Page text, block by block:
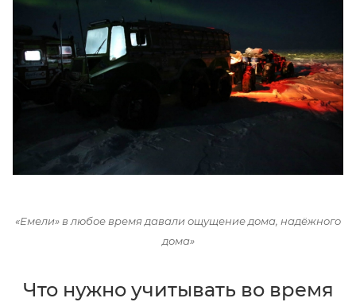
«Емели» в любое время давали ощущение дома, надёжного
дома»
Что нужно учитывать во время